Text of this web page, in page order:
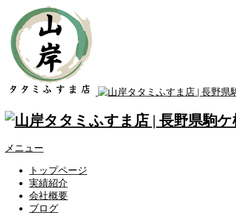
メニュー
トップページ
実績紹介
会社概要
ブログ